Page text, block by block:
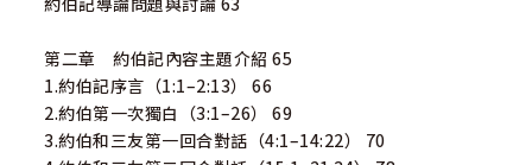
第二章 約伯記內容主題介紹 65
1.約伯記序言（1:1–2:13） 66
2.約伯第一次獨白（3:1–26） 69
3.約伯和三友第一回合對話（4:1–14:22） 70